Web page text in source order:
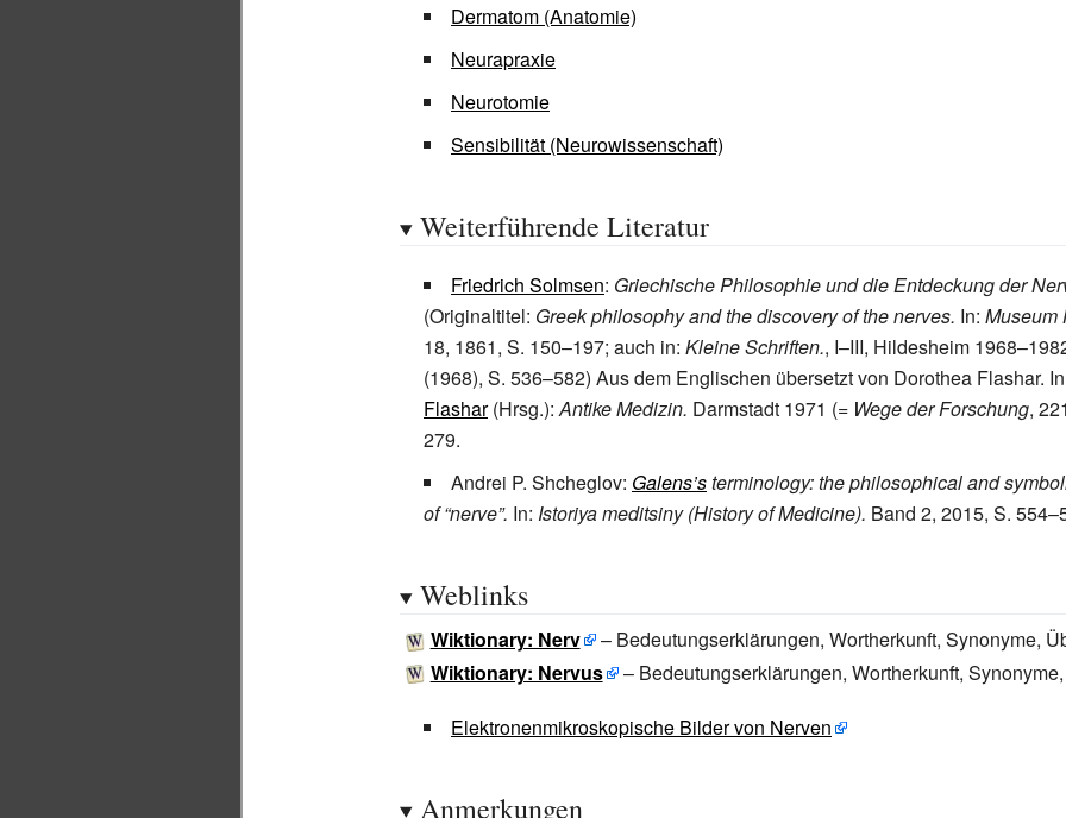
Dermatom (Anatomie)
Neurapraxie
Neurotomie
Sensibilität (Neurowissenschaft)
Weiterführende Literatur
Friedrich Solmsen: Griechische Philosophie und die Entdeckung der
(Originaltitel: Greek philosophy and the discovery of the nerves. In: Museum
18, 1861, S. 150–197; auch in: Kleine Schriften., I–III, Hildesheim
(1968), S. 536–582) Aus dem Englischen übersetzt von Dorothea Flashar.
Flashar(Hrsg.):Antike Medizin. Darmstadt 1971 (= Wege der Forschung,
279.
Andrei P. Shcheglov: Galens’sterminology: the philosophical and
of “nerve”. In: Istoriya meditsiny (History of Medicine). Band 2, 2015, S.
Weblinks
Wiktionary: Nerv
– Bedeutungserklärungen, Wortherkunft, Synonyme,
Wiktionary: Nervus
– Bedeutungserklärungen, Wortherkunft,
Elektronenmikroskopische Bilder von Nerven
Anmerkungen